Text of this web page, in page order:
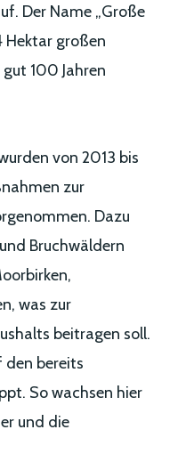
Der Name „Große
Hektar großen
100 Jahren
von 2013 bis
zur
Dazu
Bruchwäldern
was zur
beitragen soll.
den bereits
So wachsen hier
und die